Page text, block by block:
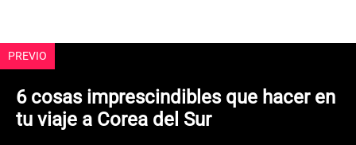
PREVIO
6 cosas imprescindibles que hacer en
tu viaje a Corea del Sur